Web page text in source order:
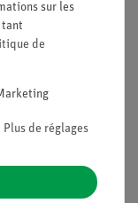
sur les
tant
de
Plus de réglages